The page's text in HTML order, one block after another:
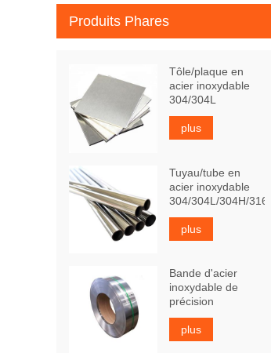
Produits Phares
Tôle/plaque en
acier inoxydable
304/304L
plus
Tuyau/tube en
acier inoxydable
304/304L/304H/316Ti
plus
Bande d'acier
inoxydable de
précision
plus